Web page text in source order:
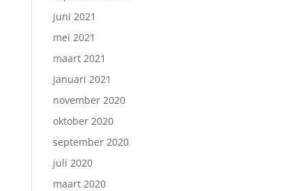
juni 2021
mei 2021
maart 2021
januari 2021
november 2020
oktober 2020
september 2020
juli 2020
maart 2020